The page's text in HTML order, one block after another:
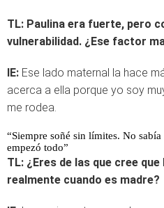
TL: Paulina era fuerte, pero
vulnerabilidad. ¿Ese factor
IE: Ese lado maternal la hace
acerca a ella porque yo soy
me rodea.
“Siempre soñé sin límites. No
empezó todo”
TL: ¿Eres de las que cree
realmente cuando es madre?